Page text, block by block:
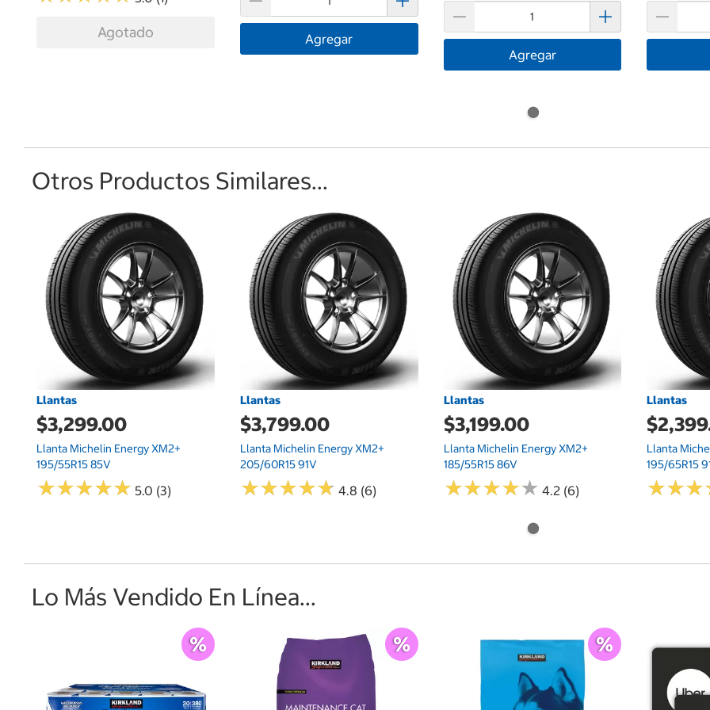
Agotado Agregar
Agregar
Otros Productos Similares...
Llantas
$3,299.00
Llanta Michelin Energy XM2+
195/55R15 85V
★★★★★
★★★★★ 5.0 (3)
Llantas
$3,799.00
Llanta Michelin Energy XM2+
205/60R15 91V
★★★★★
★★★★★ 4.8 (6)
Llantas
$3,199.00
Llanta Michelin Energy XM2+
185/55R15 86V
★★★★★
★★★★★ 4.2 (6)
Llantas
Llanta
195/65R15
★★★
★★★
Lo Más Vendido En Línea...